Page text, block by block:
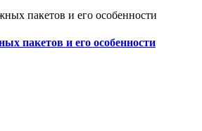
пакетов и его особенности